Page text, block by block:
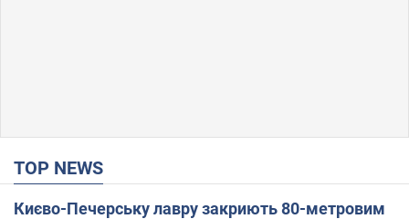
TOP NEWS
Києво-Печерську лавру закриють 80-метровим